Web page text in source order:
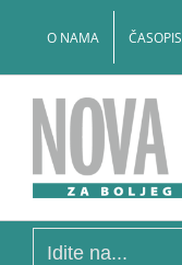
O NAMA ČASOPIS
Idite na...